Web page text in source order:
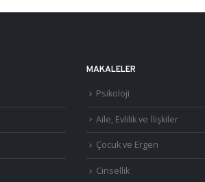
MAKALELER
Psikoloji
Aile, Evlilik ve İlişkiler
Çocuk ve Ergen
Cinsellik